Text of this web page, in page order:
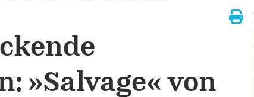
»Salvage« von